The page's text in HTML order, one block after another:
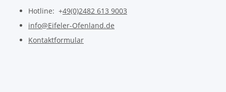
Hotline: +49(0)2482 613 9003
info@Eifeler-Ofenland.de
Kontaktformular